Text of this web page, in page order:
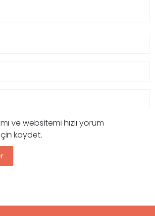
ve websitemi hızlı yorum
kaydet.